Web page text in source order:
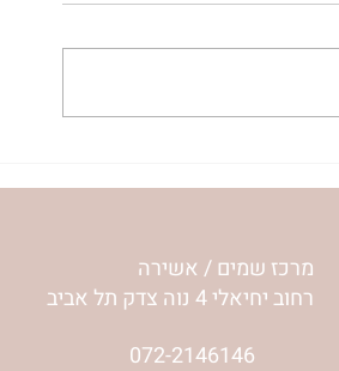
לפרשת שלח |
מרכז שמים / אשירה
רחוב יחיאלי 4 נוה צדק תל אביב
072-2146146